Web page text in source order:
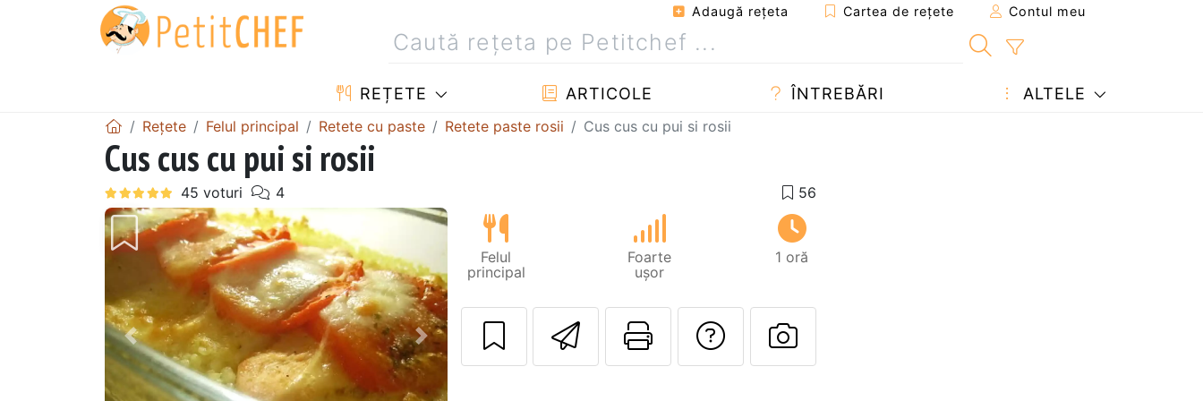
Adaugă reţeta Cartea de rețete Contul meu
REȚETE ARTICOLE ÎNTREBĂRI ALTELE
Rețete Felul principal Retete cu paste Retete paste rosii Cus cus cu pui si rosii
Cus cus cu pui si rosii
Precedentul Următorul
Felul
principal
Foarte
ușor
1 oră
Trimite unui prieten
Printează pagina
Adresează o întrebare autorului
Postează o poză cu rețeta